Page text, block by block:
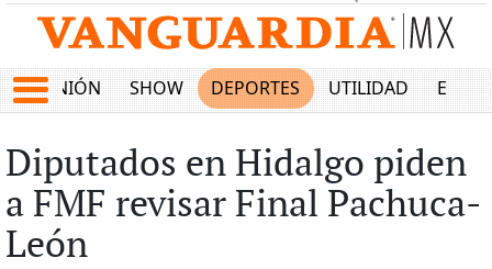
OPINIÓN SHOW DEPORTES UTILIDAD
Diputados en Hidalgo piden
a FMF revisar Final Pachuca-
León